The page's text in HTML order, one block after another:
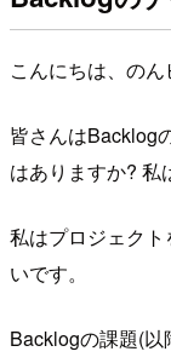
こんにちは、のん
皆さんはBacklog
はありますか? 私
私はプロジェク
いです。
Backlogの課題(以